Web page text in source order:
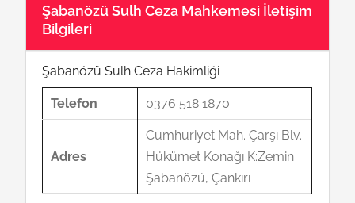
Şabanözü Sulh Ceza Mahkemesi İletişim
Bilgileri
Şabanözü Sulh Ceza Hakimliği
Telefon 0376 518 1870
Adres
Cumhuriyet Mah. Çarşı Blv.
Hükümet Konağı K:Zemin
Şabanözü, Çankırı